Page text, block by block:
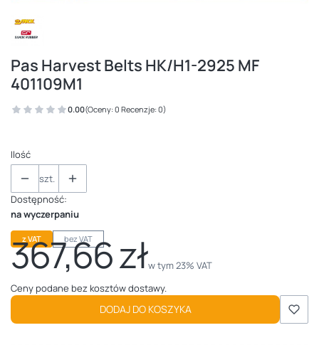
Pas Harvest Belts HK/H1-2925 MF
401109M1
0.00(Oceny: 0 Recenzje: 0)
Ilość
szt.
Dostępność:
na wyczerpaniu
z VAT bez VAT
Cena
367,66 złw tym 23% VAT
w tym23% VAT
Ceny podane bez kosztów dostawy.
DODAJ DO KOSZYKA